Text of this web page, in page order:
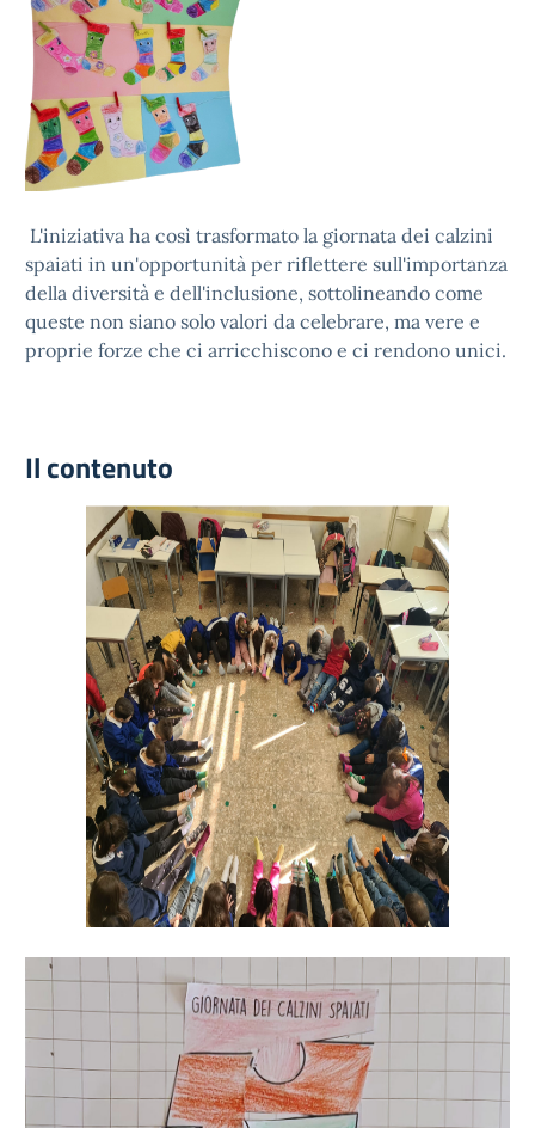
L'iniziativa ha così trasformato la giornata dei calzini
spaiati in un'opportunità per riflettere sull'importanza
della diversità e dell'inclusione, sottolineando come
queste non siano solo valori da celebrare, ma vere e
proprie forze che ci arricchiscono e ci rendono unici.
Il contenuto